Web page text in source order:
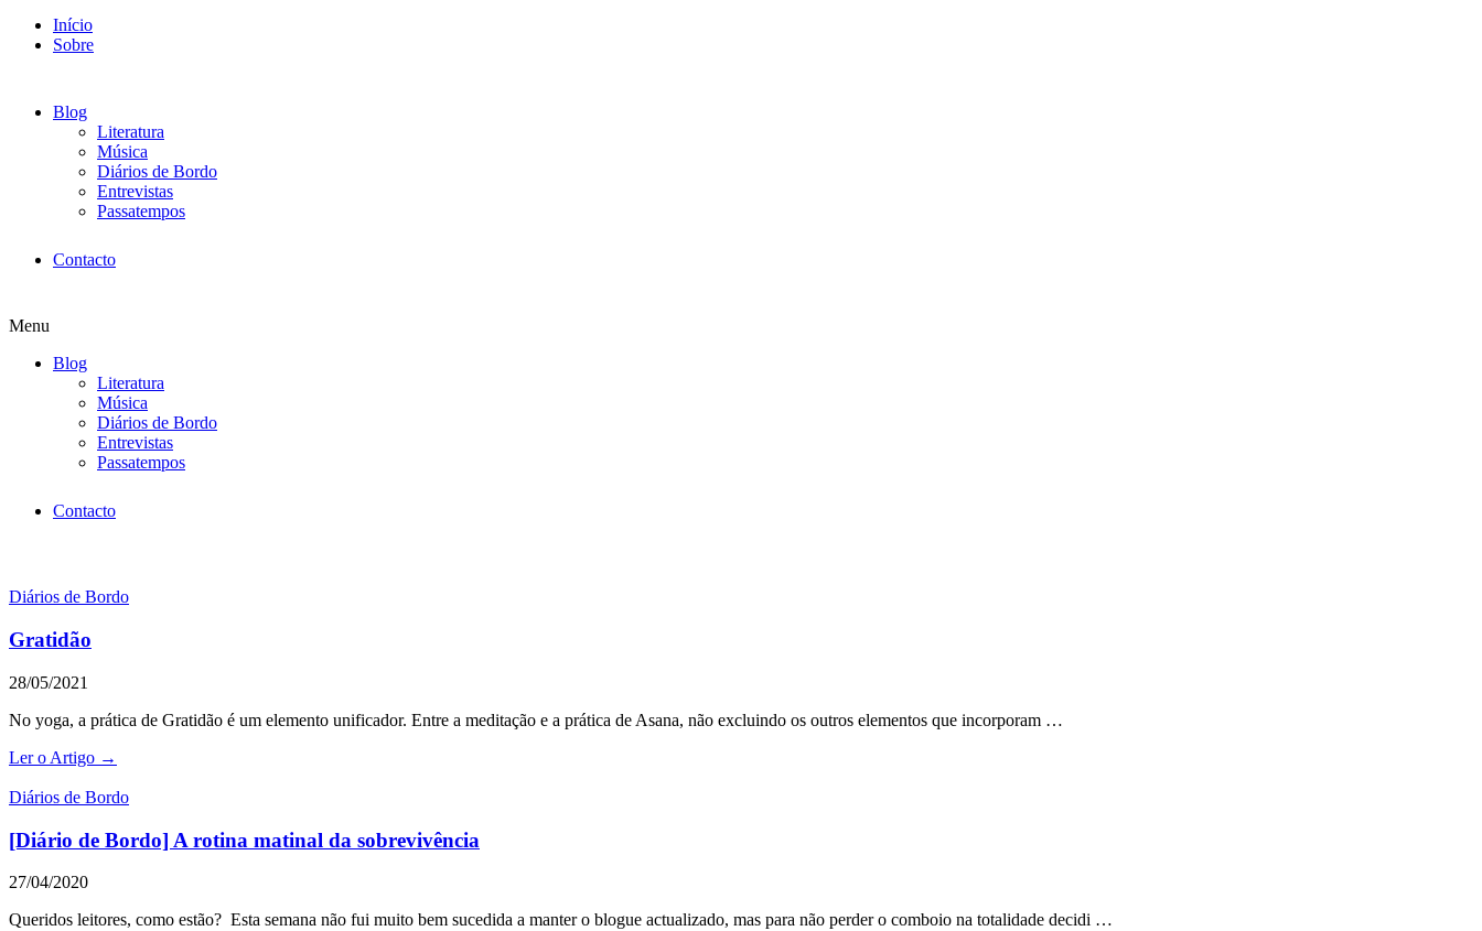
Início
Sobre
Blog
Literatura
Música
Diários de Bordo
Entrevistas
Passatempos
Contacto
Menu
Blog
Literatura
Música
Diários de Bordo
Entrevistas
Passatempos
Contacto
Diários de Bordo
Gratidão
28/05/2021
No yoga, a prática de Gratidão é um elemento unificador. Entre a meditação e a prática de Asana, não excluindo os outros elementos que incorporam …
Ler o Artigo →
Diários de Bordo
[Diário de Bordo] A rotina matinal da sobrevivência
27/04/2020
Queridos leitores, como estão? Esta semana não fui muito bem sucedida a manter o blogue actualizado, mas para não perder o comboio na totalidade decidi …